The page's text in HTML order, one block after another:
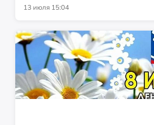
13 июля 15:04